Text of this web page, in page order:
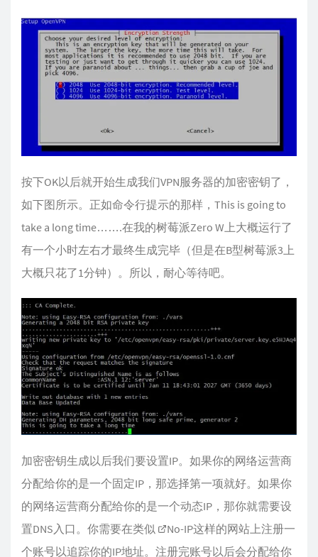
按下OK以后就开始生成我们VPN服务器的加密密钥了，
如下图所示。正如命令行提示的那样，This is going to
take a long time…….在我的树莓派Zero W上大概运行了
有一个小时左右才最终生成完毕（但是在B型树莓派3上
大概只花了1分钟）。所以，耐心等待吧。
加密密钥生成以后我们要设置IP。如果你的网络运营商
分配给你的是一个固定IP，那选择第一项就好。如果你
的网络运营商分配给你的是一个动态IP，那你就需要设
置DNS入口。你需要在类似
No-IP这样的网站上注册一
个账号以追踪你的IP地址。注册完账号以后会分配给你